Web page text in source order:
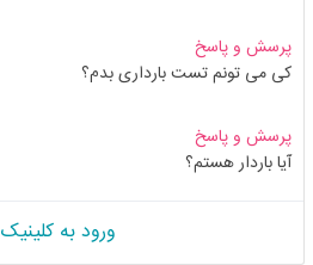
پرسش و پاسخ
کی می تونم تست بارداری بدم؟
پرسش و پاسخ
آیا باردار هستم؟
ورود به کلینیک